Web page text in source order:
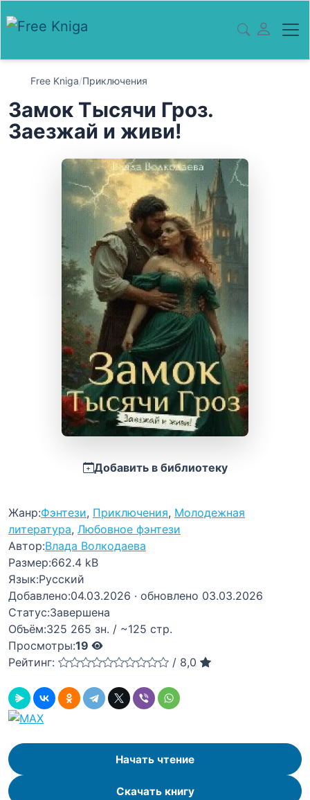
Free Kniga/Приключения
Замок Тысячи Гроз.
Заезжай и живи!
Добавить в библиотеку
Жанр:Фэнтези, Приключения, Молодежная
литература, Любовное фэнтези
Автор:Влада Волкодаева
Размер:662.4 kB
Язык:Русский
Добавлено:04.03.2026 · обновлено 03.03.2026
Статус:Завершена
Объём:325 265 зн. / ~125 стр.
Просмотры:19
Рейтинг:
/ 8,0
Начать чтение
Скачать книгу